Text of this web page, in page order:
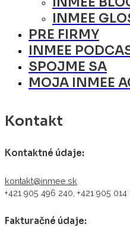
INMEE
PRE FIRMY
INMEE
SPOJME SA
MOJA INMEE
Kontakt
Kontaktné údaje:
kontakt@inmee.sk
+421 905 496 240, +421 905 014
Fakturačné údaje: